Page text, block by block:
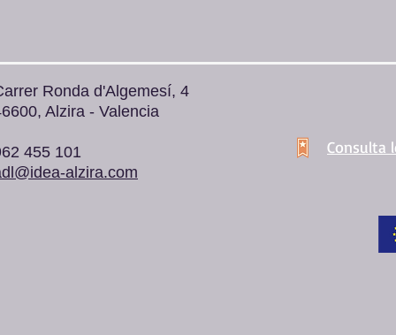
Ronda d'Algemesí, 4
Alzira - Valencia
455 101
alzira.com
Consulta